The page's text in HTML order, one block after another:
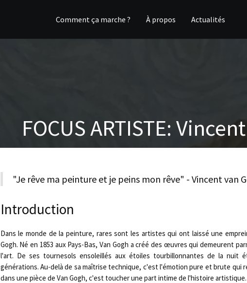
Comment ça marche ? À propos Actualités
FOCUS ARTISTE:
"Je rêve ma peinture et je peins mon rêve" - Vincent van
Introduction
Dans le monde de la peinture, rares sont les artistes qui ont laissé une
Gogh. Né en 1853 aux Pays-Bas, Van Gogh a créé des œuvres qui demeurent
l'art. De ses tournesols ensoleillés aux étoiles tourbillonnantes de la nuit
générations. Au-delà de sa maîtrise technique, c'est l'émotion pure et brute
dans une pièce de Van Gogh, c'est toucher une part intime de l'histoire artistique.